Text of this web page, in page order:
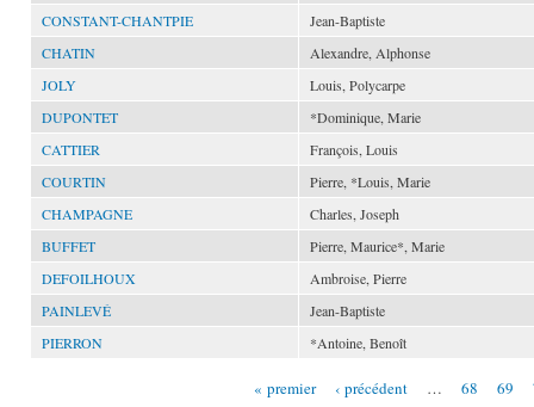
CONSTANT-CHANTPIE
Jean-Baptiste
CHATIN
Alexandre, Alphonse
JOLY
Louis, Polycarpe
DUPONTET
*Dominique, Marie
CATTIER
François, Louis
COURTIN
Pierre, *Louis, Marie
CHAMPAGNE
Charles, Joseph
BUFFET
Pierre, Maurice*, Marie
DEFOILHOUX
Ambroise, Pierre
PAINLEVÉ
Jean-Baptiste
PIERRON
*Antoine, Benoît
« premier ‹ précédent … 68 69